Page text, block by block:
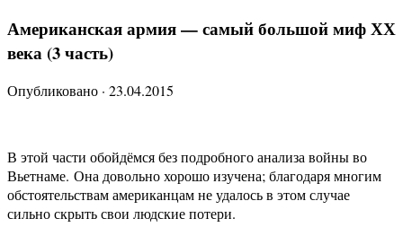
Американская армия — самый большой миф ХХ
века (3 часть)
Опубликовано · 23.04.2015
В этой части обойдёмся без подробного анализа войны во
Вьетнаме. Она довольно хорошо изучена; благодаря многим
обстоятельствам американцам не удалось в этом случае
сильно скрыть свои людские потери.